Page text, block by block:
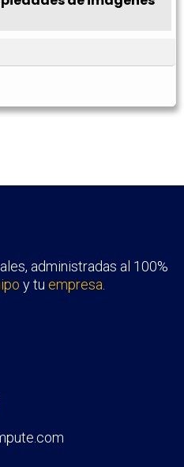
administradas al 100%
y tu empresa